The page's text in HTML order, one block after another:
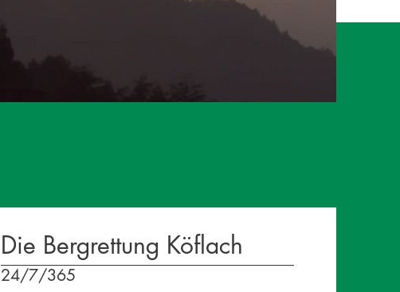
Die Bergrettung Köflach
24/7/365